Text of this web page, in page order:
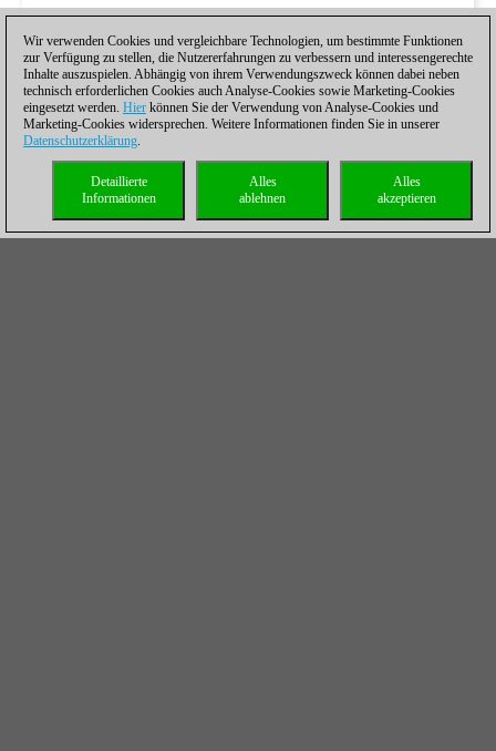
Wir verwenden Cookies und vergleichbare Technologien, um bestimmte Funktionen
zur Verfügung zu stellen, die Nutzererfahrungen zu verbessern und interessengerechte
Inhalte auszuspielen. Abhängig von ihrem Verwendungszweck können dabei neben
technisch erforderlichen Cookies auch Analyse-Cookies sowie Marketing-Cookies
eingesetzt werden. Hier können Sie der Verwendung von Analyse-Cookies und
Marketing-Cookies widersprechen. Weitere Informationen finden Sie in unserer
Datenschutzerklärung.
Alles
akzeptieren
Alles
ablehnen
Detaillierte
Informationen